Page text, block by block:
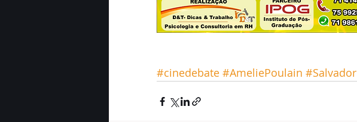
#cinedebate #AmeliePoulain #Salvador